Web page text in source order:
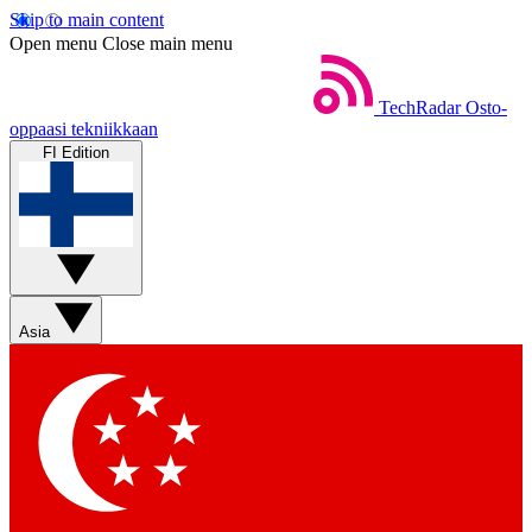
Skip to main content
Open menu Close main menu
TechRadar Osto-
oppaasi tekniikkaan
FI Edition
Asia